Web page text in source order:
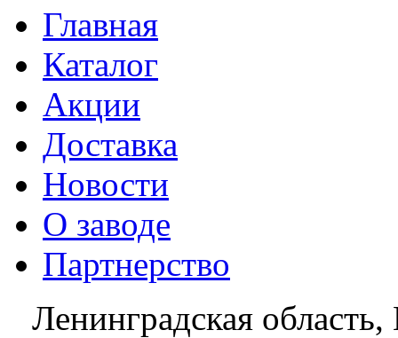
Главная
Каталог
Акции
Доставка
Новости
О заводе
Партнерство
Ленинградская